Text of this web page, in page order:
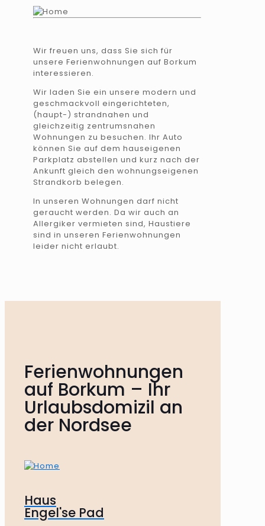
Wir freuen uns, dass Sie sich für
unsere Ferienwohnungen auf Borkum
interessieren.
Wir laden Sie ein unsere modern und
geschmackvoll eingerichteten,
(haupt-) strandnahen und
gleichzeitig zentrumsnahen
Wohnungen zu besuchen. Ihr Auto
können Sie auf dem hauseigenen
Parkplatz abstellen und kurz nach der
Ankunft gleich den wohnungseigenen
Strandkorb belegen.
In unseren Wohnungen darf nicht
geraucht werden. Da wir auch an
Allergiker vermieten sind, Haustiere
sind in unseren Ferienwohnungen
leider nicht erlaubt.
Ferienwohnungen
auf Borkum – Ihr
Urlaubsdomizil an
der Nordsee
Haus
Engel'se Pad